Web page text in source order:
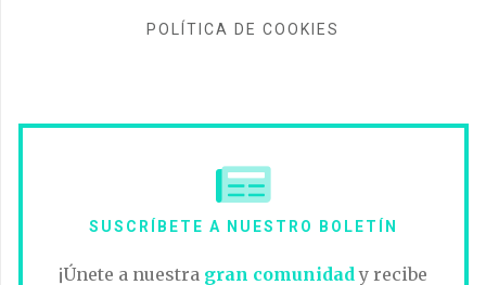
POLÍTICA DE COOKIES
SUSCRÍBETE A NUESTRO BOLETÍN
¡Únete a nuestra gran comunidady recibe